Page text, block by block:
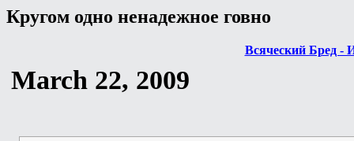
Кругом одно ненадежное говно
Всяческий Бред -
March 22, 2009